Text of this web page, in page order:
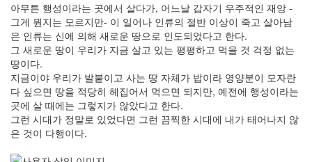
아무튼 행성이라는 곳에서 살다가, 어느날 갑자기 우주적인 재앙 -
그게 뭔지는 모르지만- 이 일어나 인류의 절반 이상이 죽고 살아남
은 인류는 신에 의해 새로운 땅으로 인도되었다고 한다.
그 새로운 땅이 우리가 지금 살고 있는 평평하고 먹을 것 걱정 없는
땅이다.
지금이야 우리가 발붙이고 사는 땅 자체가 밥이라 영양분이 모자란
다 싶으면 땅을 적당히 헤집어서 먹으면 되지만, 예전에 행성이라는
곳에 살 때에는 그렇지가 않았다고 한다.
그런 시대가 정말로 있었다면 그런 끔찍한 시대에 내가 태어나지 않
은 것이 다행이다.